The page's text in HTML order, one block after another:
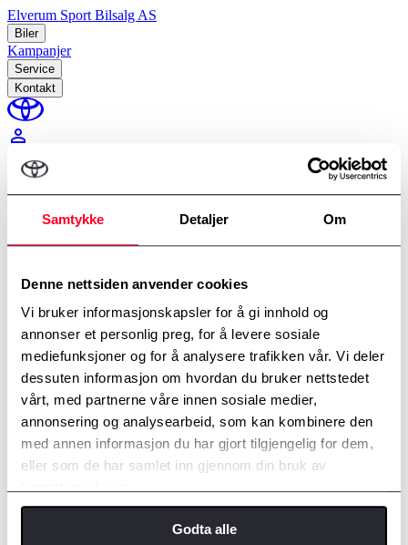
Samtykke Detaljer Om
Denne nettsiden anvender cookies
Vi bruker informasjonskapsler for å gi innhold og
annonser et personlig preg, for å levere sosiale
mediefunksjoner og for å analysere trafikken vår. Vi deler
dessuten informasjon om hvordan du bruker nettstedet
vårt, med partnerne våre innen sosiale medier,
annonsering og analysearbeid, som kan kombinere den
med annen informasjon du har gjort tilgjengelig for dem,
eller som de har samlet inn gjennom din bruk av
Godta alle
Elverum Sport Bilsalg AS
Biler
Kampanjer
Service
Kontakt
perm_identity
Min Toyota
Prøv en Toyota
Velg modell, avdeling og tidspunkt.
Modell*
Oversikt over behandling av personopplysninger
Informasjonskapselpolicy
Copyright © Elverum Sport Bilsalg AS